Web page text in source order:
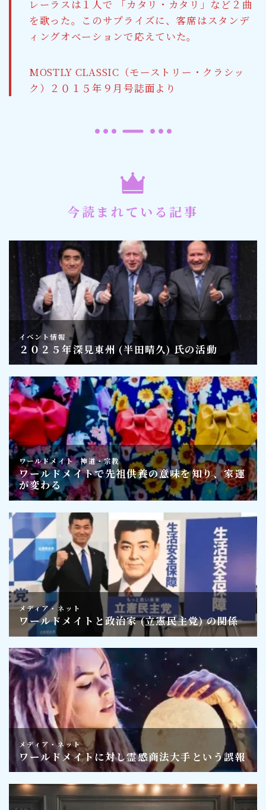
レーラスは１人で 「カタリ・カタリ」など２曲
を歌った。このサプライズに、客席はスタンデ
ィングオベーションで応えていた。
MOSTLY CLASSIC（モーストリー・クラシッ
ク）２０１５年９月号誌面より
今読まれている記事